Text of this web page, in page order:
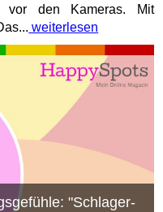
vor den Kameras. Mit
weiterlesen
"Schlager-